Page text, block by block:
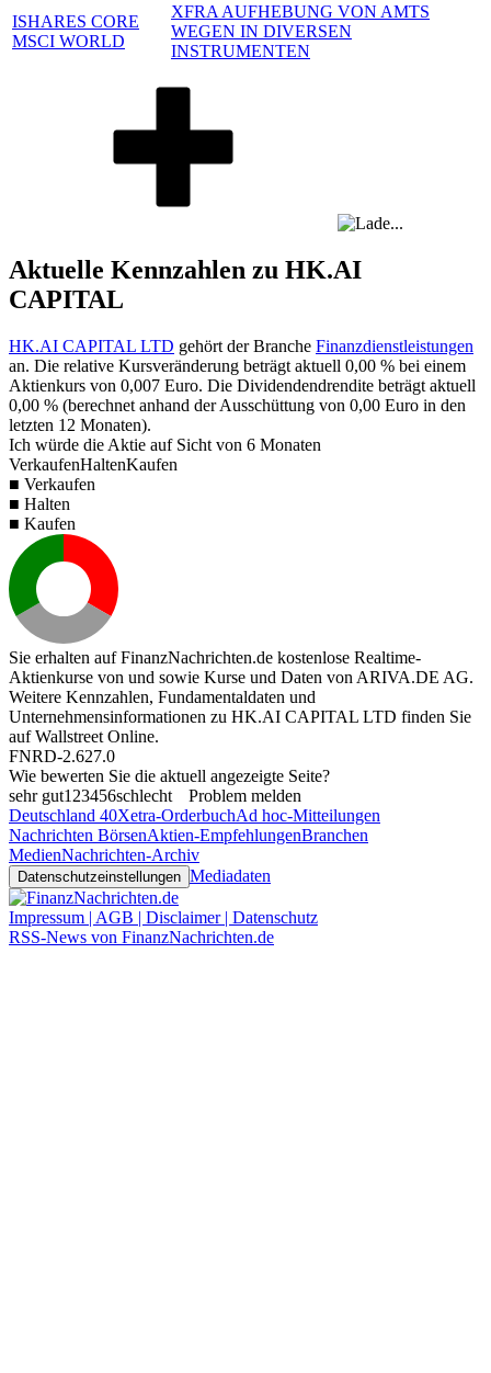
ISHARES CORE
MSCI WORLD
XFRA AUFHEBUNG VON AMTS
WEGEN IN DIVERSEN
INSTRUMENTEN
Aktuelle Kennzahlen zu HK.AI
CAPITAL
HK.AI CAPITAL LTD gehört der Branche Finanzdienstleistungen
an. Die relative Kursveränderung beträgt aktuell 0,00 % bei einem
Aktienkurs von 0,007 Euro. Die Dividendendrendite beträgt aktuell
0,00 % (berechnet anhand der Ausschüttung von 0,00 Euro in den
letzten 12 Monaten).
Ich würde die Aktie auf Sicht von 6 Monaten
VerkaufenHaltenKaufen
■ Verkaufen
■ Halten
■ Kaufen
Sie erhalten auf FinanzNachrichten.de kostenlose Realtime-
Aktienkurse von und sowie Kurse und Daten von ARIVA.DE AG.
Weitere Kennzahlen, Fundamentaldaten und
Unternehmensinformationen zu HK.AI CAPITAL LTD finden Sie
aufWallstreet Online.
FNRD-2.627.0
Wie bewerten Sie die aktuell angezeigte Seite?
sehr gut1 23456schlecht
Problem melden
Deutschland 40Xetra-OrderbuchAd hoc-Mitteilungen
Nachrichten BörsenAktien-EmpfehlungenBranchen
MedienNachrichten-Archiv
Datenschutzeinstellungen Mediadaten
Impressum | AGB | Disclaimer | Datenschutz
RSS-News von FinanzNachrichten.de